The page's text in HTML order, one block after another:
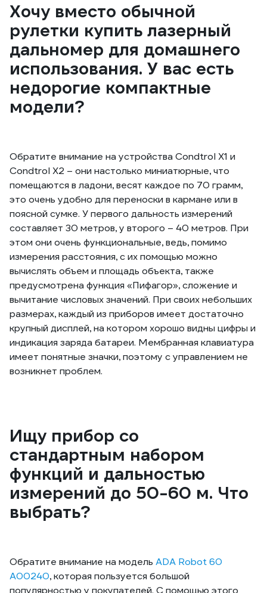
Хочу вместо обычной
рулетки купить лазерный
дальномер для домашнего
использования. У вас есть
недорогие компактные
модели?
Обратите внимание на устройства Condtrol X1 и
Condtrol X2 – они настолько миниатюрные, что
помещаются в ладони, весят каждое по 70 грамм,
это очень удобно для переноски в кармане или в
поясной сумке. У первого дальность измерений
составляет 30 метров, у второго – 40 метров. При
этом они очень функциональные, ведь, помимо
измерения расстояния, с их помощью можно
вычислять объем и площадь объекта, также
предусмотрена функция «Пифагор», сложение и
вычитание числовых значений. При своих небольших
размерах, каждый из приборов имеет достаточно
крупный дисплей, на котором хорошо видны цифры и
индикация заряда батареи. Мембранная клавиатура
имеет понятные значки, поэтому с управлением не
возникнет проблем.
Ищу прибор со
стандартным набором
функций и дальностью
измерений до 50-60 м. Что
выбрать?
Обратите внимание на модель ADA Robot 60
А00240, которая пользуется большой
популярностью у покупателей. С помощью этого